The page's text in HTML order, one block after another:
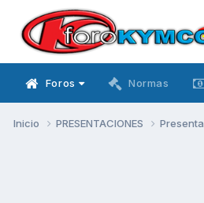
Foros Normas
Inicio PRESENTACIONES